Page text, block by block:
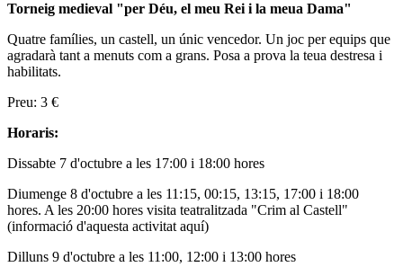
Torneig medieval "per Déu, el meu Rei i la meua Dama"
Quatre famílies, un castell, un únic vencedor. Un joc per equips que
agradarà tant a menuts com a grans. Posa a prova la teua destresa i
habilitats.
Preu: 3 €
Horaris:
Dissabte 7 d'octubre a les 17:00 i 18:00 hores
Diumenge 8 d'octubre a les 11:15, 00:15, 13:15, 17:00 i 18:00
hores. A les 20:00 hores visita teatralitzada "Crim al Castell"
(informació d'aquesta activitat aquí)
Dilluns 9 d'octubre a les 11:00, 12:00 i 13:00 hores